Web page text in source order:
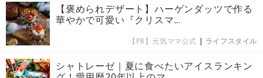
【褒められデザート】ハーゲンダッツで作る
華やかで可愛い『クリスマ...
【PR】元気ママ公式 | ライフスタイル
シャトレーゼ｜夏に食べたいアイスランキン